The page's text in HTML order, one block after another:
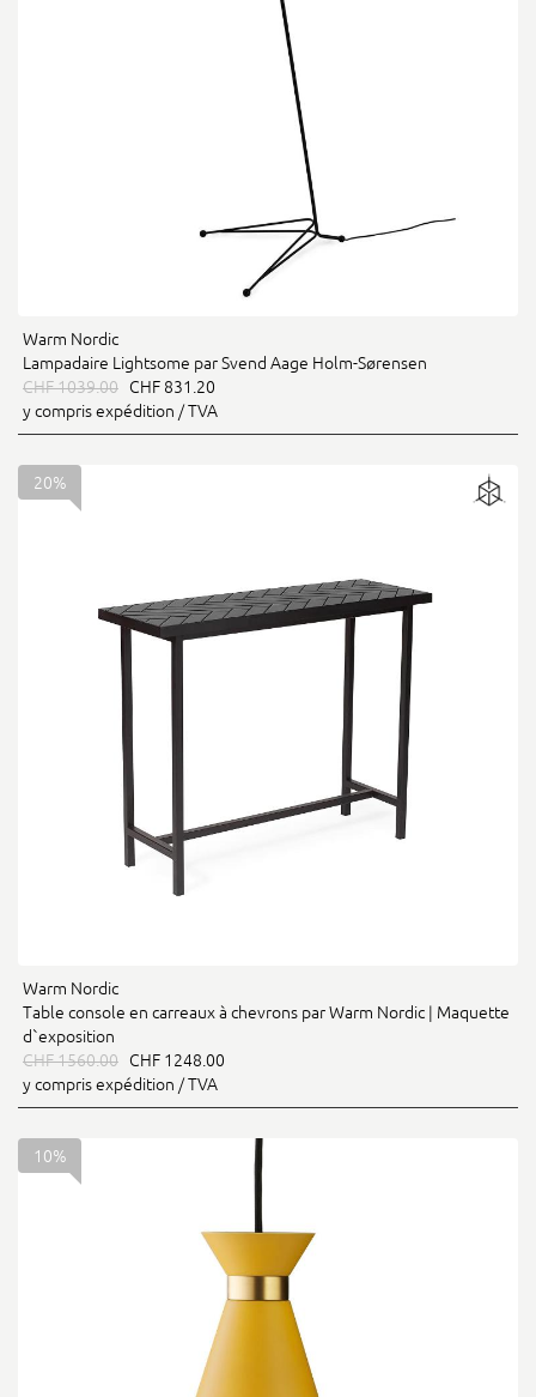
Warm Nordic
Lampadaire Lightsome par Svend Aage Holm-Sørensen
CHF 1039.00 CHF 831.20
y compris expédition / TVA
20%
Warm Nordic
Table console en carreaux à chevrons par Warm Nordic | Maquette
d`exposition
CHF 1560.00 CHF 1248.00
y compris expédition / TVA
10%